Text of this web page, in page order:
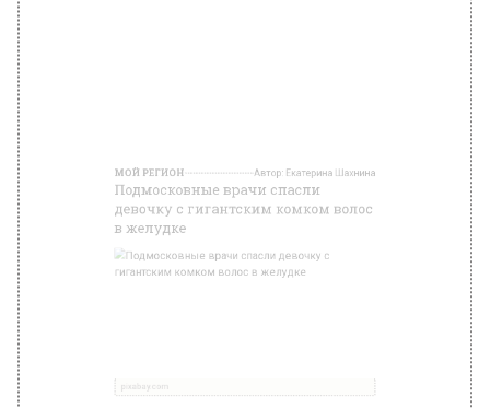
2 октября 2024, 02:03
Хирурги МОНИКИ им. М. Ф.
Пресс-служба сообщает, что в столичный